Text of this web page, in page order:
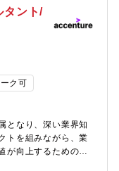
ーン改革の実現■DX
化、営業支援組織等
/小売流通/ヘルスケ
を有している■プロ
全体を巻き込む活
比率が高い◎全社改
の経営層(CxO)との
ローバルでのビジ
タント/
ク可
となり、深い業界知
トを組みながら、業
が向上するためのプ